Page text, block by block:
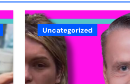
Uncategorized